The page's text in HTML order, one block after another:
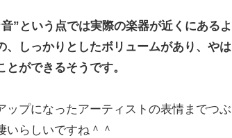
”という点では実際の楽器が近くにあるよ
、しっかりとしたボリュームがあり、やは
ができるそうです。
プになったアーティストの表情までつぶ
いらしいですね＾＾